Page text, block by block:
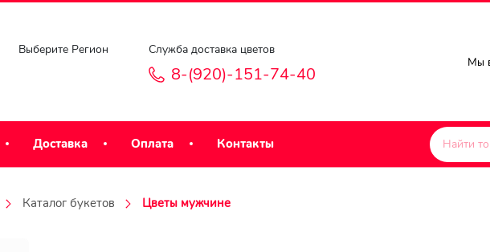
Выберите Регион Служба доставка цветов
8-(920)-151-74-40
Мы
Доставка Оплата Контакты
Каталог букетов Цветы мужчине